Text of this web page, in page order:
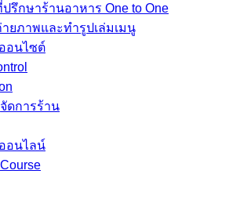
รึกษาร้านอาหาร One to One
ยภาพและทำรูปเล่มเมนู
อนไซต์
ดการร้าน
อนไลน์